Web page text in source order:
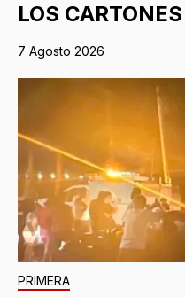
LOS CARTONES
7 Agosto 2026
PRIMERA